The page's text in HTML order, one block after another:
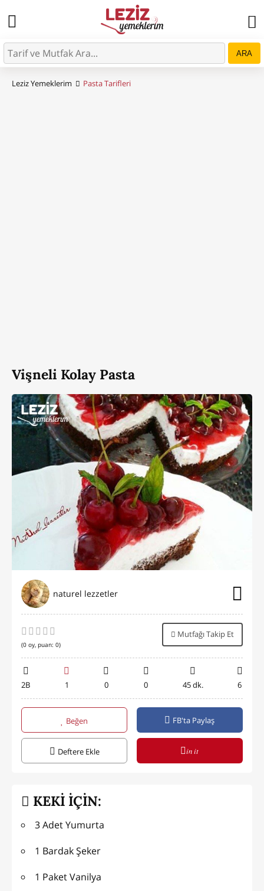
ARA
Leziz Yemeklerim Pasta Tarifleri
Vişneli Kolay Pasta
naturel lezzetler
(0 oy, puan: 0)
Mutfağı Takip Et
2B 1 0 0 45 dk. 6
Beğen FB'ta Paylaş
Deftere Ekle in it
KEKİ İÇİN:
3 Adet Yumurta
1 Bardak Şeker
1 Paket Vanilya